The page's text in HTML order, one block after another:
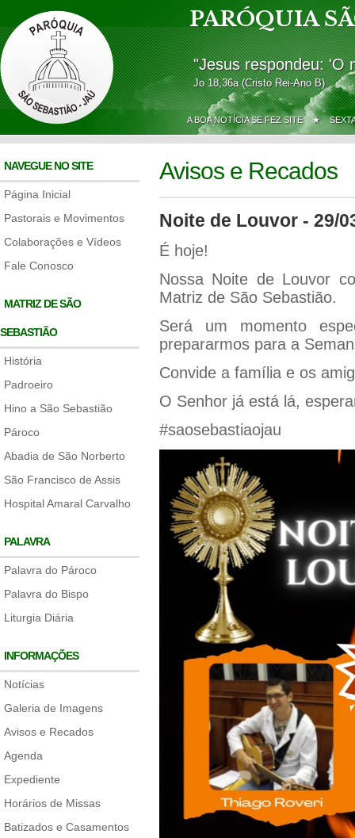
PARÓQUIA
"Jesus respondeu: 'O
Jo 18,36a (Cristo Rei-Ano B)
A BOA NOTÍCIA SE FEZ SITE ★
NAVEGUE NO SITE
Página Inicial
Pastorais e Movimentos
Colaborações e Vídeos
Fale Conosco
MATRIZ DE SÃO
SEBASTIÃO
História
Padroeiro
Hino a São Sebastião
Pároco
Abadia de São Norberto
São Francisco de Assis
Hospital Amaral Carvalho
PALAVRA
Palavra do Pároco
Palavra do Bispo
Liturgia Diária
INFORMAÇÕES
Notícias
Galeria de Imagens
Avisos e Recados
Agenda
Expediente
Horários de Missas
Batizados e Casamentos
Avisos e Recados
Noite de Louvor - 29/
É hoje!
Nossa Noite de Louvor
Matriz de São Sebastião.
Será um momento
prepararmos para a
Convide a família e os
O Senhor já está lá,
#saosebastiaojau